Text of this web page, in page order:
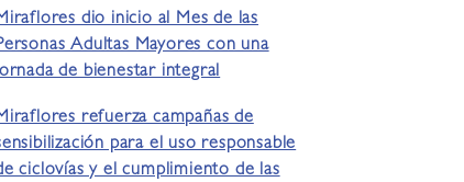
dio inicio al Mes de las
Adultas Mayores con una
de bienestar integral
refuerza campañas de
para el uso responsable
ciclovías y el cumplimiento de las